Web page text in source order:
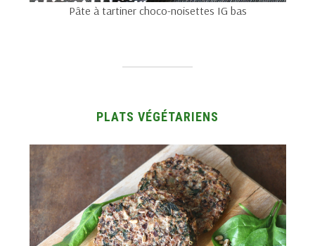
Pâte à tartiner choco-noisettes IG bas
PLATS VÉGÉTARIENS